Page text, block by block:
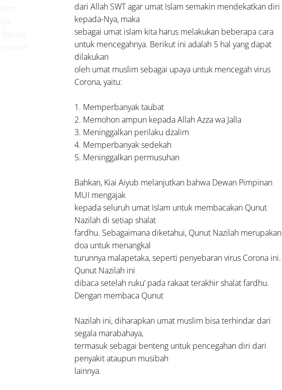
dari Allah SWT agar umat Islam semakin mendekatkan diri
kepada-Nya, maka
sebagai umat islam kita harus melakukan beberapa cara
untuk mencegahnya. Berikut ini adalah 5 hal yang dapat
dilakukan
oleh umat muslim sebagai upaya untuk mencegah virus
Corona, yaitu:
1. Memperbanyak taubat
2. Memohon ampun kepada Allah Azza wa Jalla
3. Meninggalkan perilaku dzalim
4. Memperbanyak sedekah
5. Meninggalkan permusuhan
Bahkan, Kiai Aiyub melanjutkan bahwa Dewan Pimpinan
MUI mengajak
kepada seluruh umat Islam untuk membacakan Qunut
Nazilah di setiap shalat
fardhu. Sebagaimana diketahui, Qunut Nazilah merupakan
doa untuk menangkal
turunnya malapetaka, seperti penyebaran virus Corona ini.
Qunut Nazilah ini
dibaca setelah ruku’ pada rakaat terakhir shalat fardhu.
Dengan membaca Qunut
Nazilah ini, diharapkan umat muslim bisa terhindar dari
segala marabahaya,
termasuk sebagai benteng untuk pencegahan diri dari
penyakit ataupun musibah
lainnya.